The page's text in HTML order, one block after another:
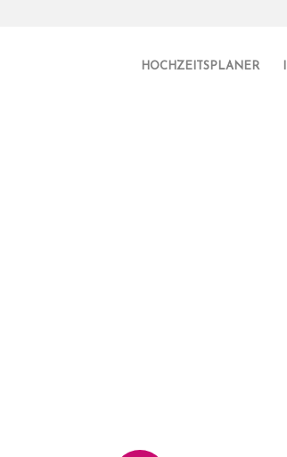
HOCHZEITSPLANER